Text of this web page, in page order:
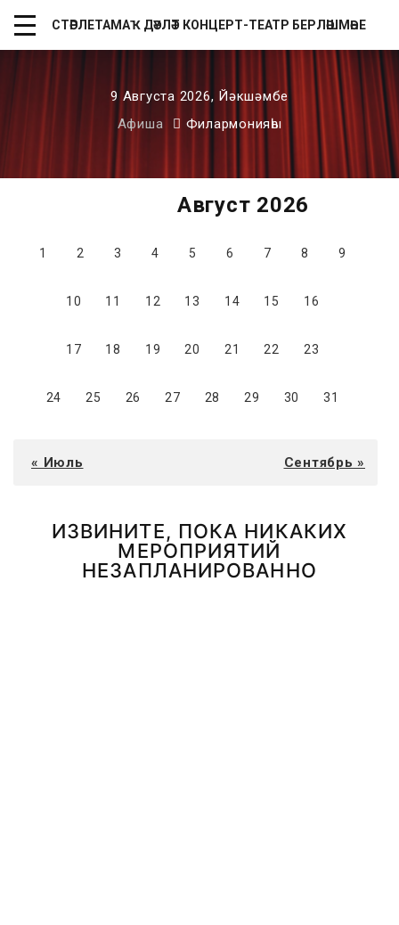
СТӘРЛЕТАМАҠ ДӘҮЛӘТ КОНЦЕРТ-ТЕАТР БЕРЛӘШМӘҺЕ
9 Августа 2026, Йəкшəмбе
Афиша
Филармонияһы
Август 2026
1 2 3 4 5 6 7 8 9
10 11 12 13 14 15 16
17 18 19 20 21 22 23
24 25 26 27 28 29 30 31
« Июль Сентябрь »
ИЗВИНИТЕ, ПОКА НИКАКИХ
МЕРОПРИЯТИЙ
НЕЗАПЛАНИРОВАННО